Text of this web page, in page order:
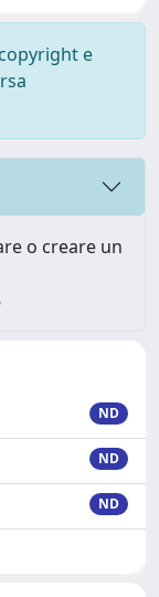
e
o creare un
ND
ND
ND